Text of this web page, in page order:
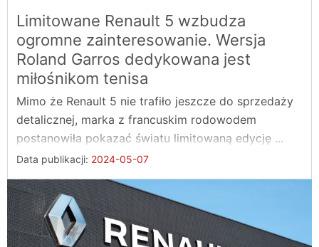
Limitowane Renault 5 wzbudza
ogromne zainteresowanie. Wersja
Roland Garros dedykowana jest
miłośnikom tenisa
Mimo że Renault 5 nie trafiło jeszcze do sprzedaży
detalicznej, marka z francuskim rodowodem
postanowiła pokazać światu limitowaną edycję ...
Data publikacji: 2024-05-07